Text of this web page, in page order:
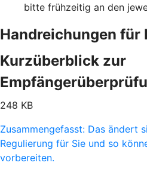
bitte frühzeitig an den
Handreichungen für
Kurzüberblick zur
248 KB
Zusammengefasst: Das ändert
Regulierung für Sie und so
vorbereiten.